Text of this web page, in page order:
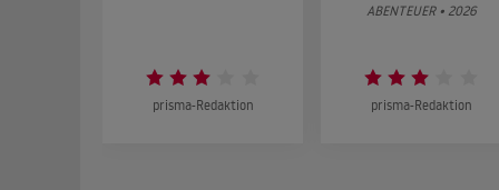
prisma-Redaktion
ABENTEUER • 2026
prisma-Redaktion